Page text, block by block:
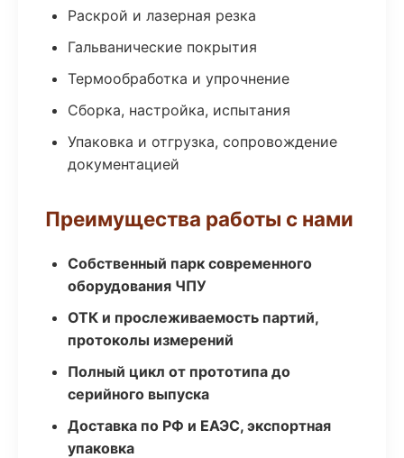
Раскрой и лазерная резка
Гальванические покрытия
Термообработка и упрочнение
Сборка, настройка, испытания
Упаковка и отгрузка, сопровождение
документацией
Преимущества работы с нами
Собственный парк современного
оборудования ЧПУ
ОТК и прослеживаемость партий,
протоколы измерений
Полный цикл от прототипа до
серийного выпуска
Доставка по РФ и ЕАЭС, экспортная
упаковка